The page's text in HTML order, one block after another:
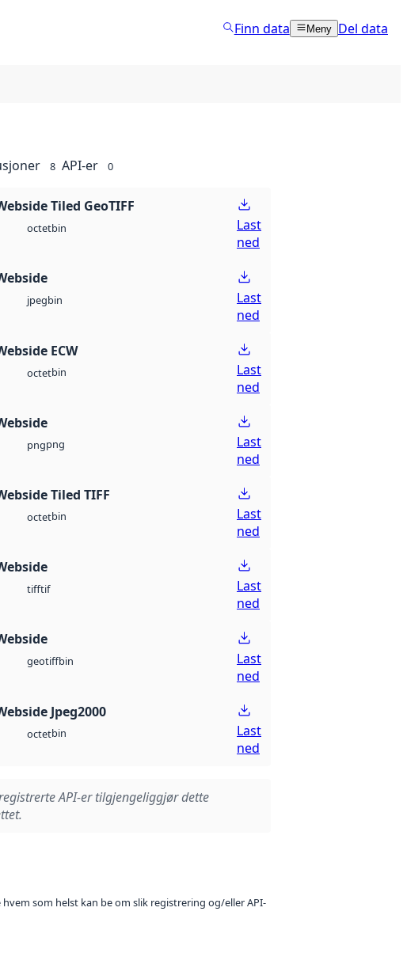
Finn data Meny Del data
8 API-er 0
Tiled GeoTIFF
octetbin
Last
ned
jpegbin
Last
ned
ECW
octetbin
Last
ned
pngpng
Last
ned
Tiled TIFF
octetbin
Last
ned
tifftif
Last
ned
geotiffbin
Last
ned
Jpeg2000
octetbin
Last
ned
API-er tilgjengeliggjør dette
som helst kan be om slik registrering og/eller API-